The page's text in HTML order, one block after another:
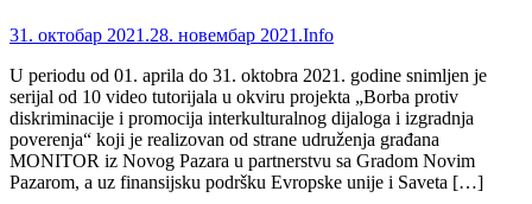
31. октобар 2021.28. новембар 2021.Info
U periodu od 01. aprila do 31. oktobra 2021. godine snimljen je
serijal od 10 video tutorijala u okviru projekta „Borba protiv
diskriminacije i promocija interkulturalnog dijaloga i izgradnja
poverenja“ koji je realizovan od strane udruženja građana
MONITOR iz Novog Pazara u partnerstvu sa Gradom Novim
Pazarom, a uz finansijsku podršku Evropske unije i Saveta […]